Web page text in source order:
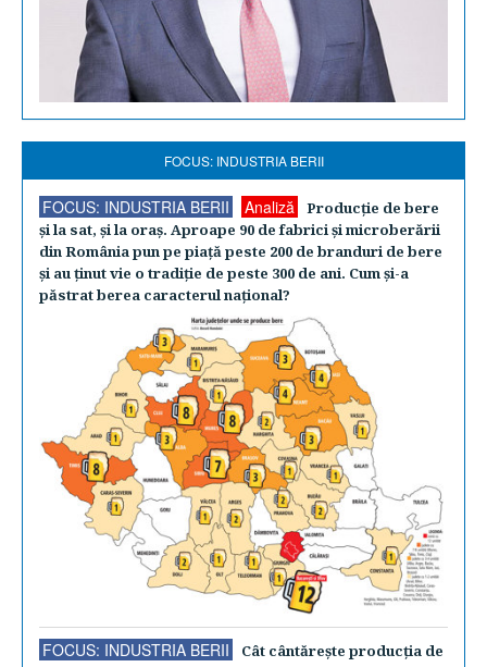
FOCUS: INDUSTRIA BERII
FOCUS: INDUSTRIA BERII Analiză
Producţie de bere
şi la sat, şi la oraş. Aproape 90 de fabrici şi microberării
din România pun pe piaţă peste 200 de branduri de bere
şi au ţinut vie o tradiţie de peste 300 de ani. Cum şi-a
păstrat berea caracterul naţional?
FOCUS: INDUSTRIA BERII
Cât cântăreşte producţia de